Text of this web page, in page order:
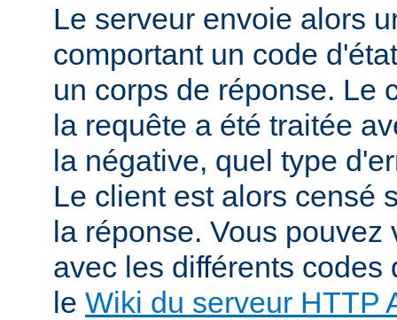
Le serveur envoie alors
comportant un code
un corps de réponse. Le
la requête a été traitée
la négative, quel type
Le client est alors censé
la réponse. Vous pouvez
avec les différents codes
le Wiki du serveur HTTP